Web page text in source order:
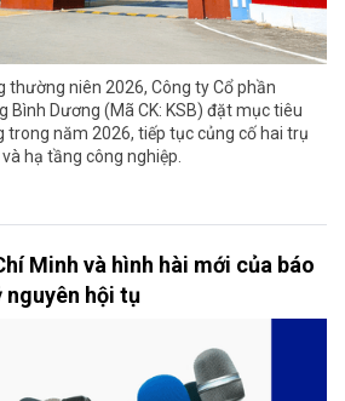
thường niên 2026, Công ty Cổ phần
Bình Dương (Mã CK: KSB) đặt mục tiêu
trong năm 2026, tiếp tục củng cố hai trụ
hạ tầng công nghiệp.
Minh và hình hài mới của báo
hội tụ